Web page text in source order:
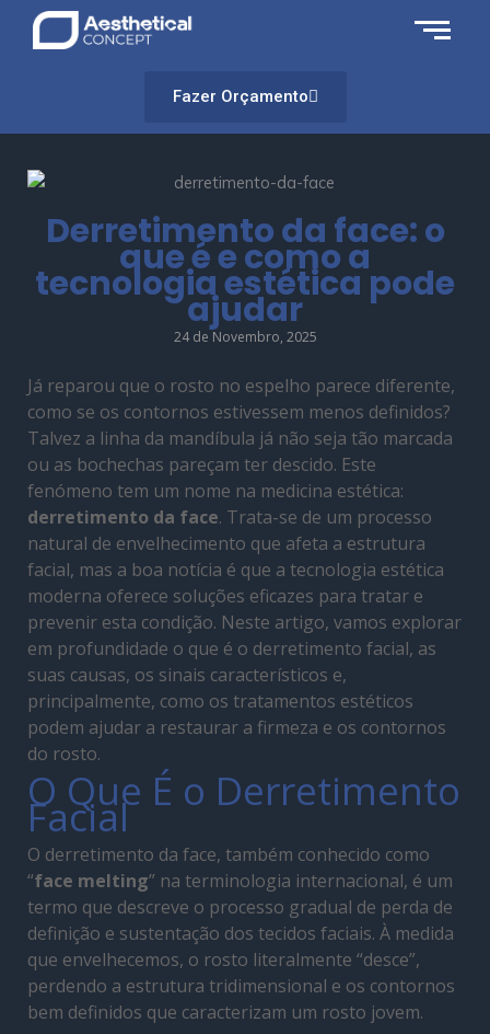
Fazer Orçamento
Derretimento da face: o
que é e como a
tecnologia estética pode
ajudar
24 de Novembro, 2025
Já reparou que o rosto no espelho parece diferente,
como se os contornos estivessem menos definidos?
Talvez a linha da mandíbula já não seja tão marcada
ou as bochechas pareçam ter descido. Este
fenómeno tem um nome na medicina estética:
derretimento da face. Trata-se de um processo
natural de envelhecimento que afeta a estrutura
facial, mas a boa notícia é que a tecnologia estética
moderna oferece soluções eficazes para tratar e
prevenir esta condição. Neste artigo, vamos explorar
em profundidade o que é o derretimento facial, as
suas causas, os sinais característicos e,
principalmente, como os tratamentos estéticos
podem ajudar a restaurar a firmeza e os contornos
do rosto.
O Que É o Derretimento
Facial
O derretimento da face, também conhecido como
“face melting” na terminologia internacional, é um
termo que descreve o processo gradual de perda de
definição e sustentação dos tecidos faciais. À medida
que envelhecemos, o rosto literalmente “desce”,
perdendo a estrutura tridimensional e os contornos
bem definidos que caracterizam um rosto jovem.